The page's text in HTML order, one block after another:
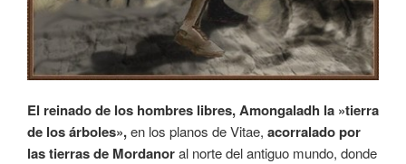
El reinado de los hombres libres, Amongaladh la »tierra
de los árboles»,en los planos de Vitae, acorralado por
las tierras de Mordanoral norte del antiguo mundo, donde